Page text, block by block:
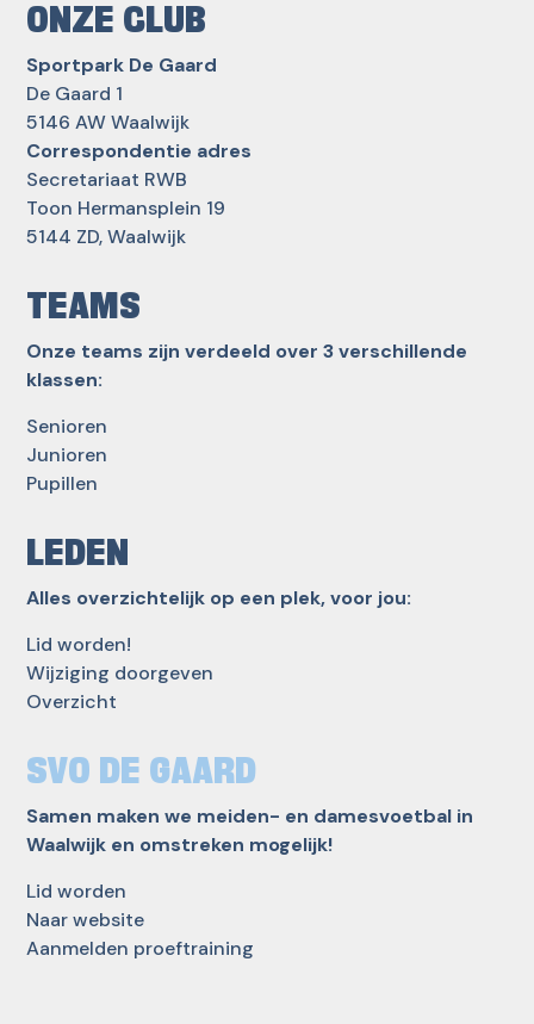
ONZE CLUB
Sportpark De Gaard
De Gaard 1
5146 AW Waalwijk
Correspondentie adres
Secretariaat RWB
Toon Hermansplein 19
5144 ZD, Waalwijk
TEAMS
Onze teams zijn verdeeld over 3 verschillende
klassen:
Senioren
Junioren
Pupillen
LEDEN
Alles overzichtelijk op een plek, voor jou:
Lid worden!
Wijziging doorgeven
Overzicht
SVO DE GAARD
Samen maken we meiden- en damesvoetbal in
Waalwijk en omstreken mogelijk!
Lid worden
Naar website
Aanmelden proeftraining